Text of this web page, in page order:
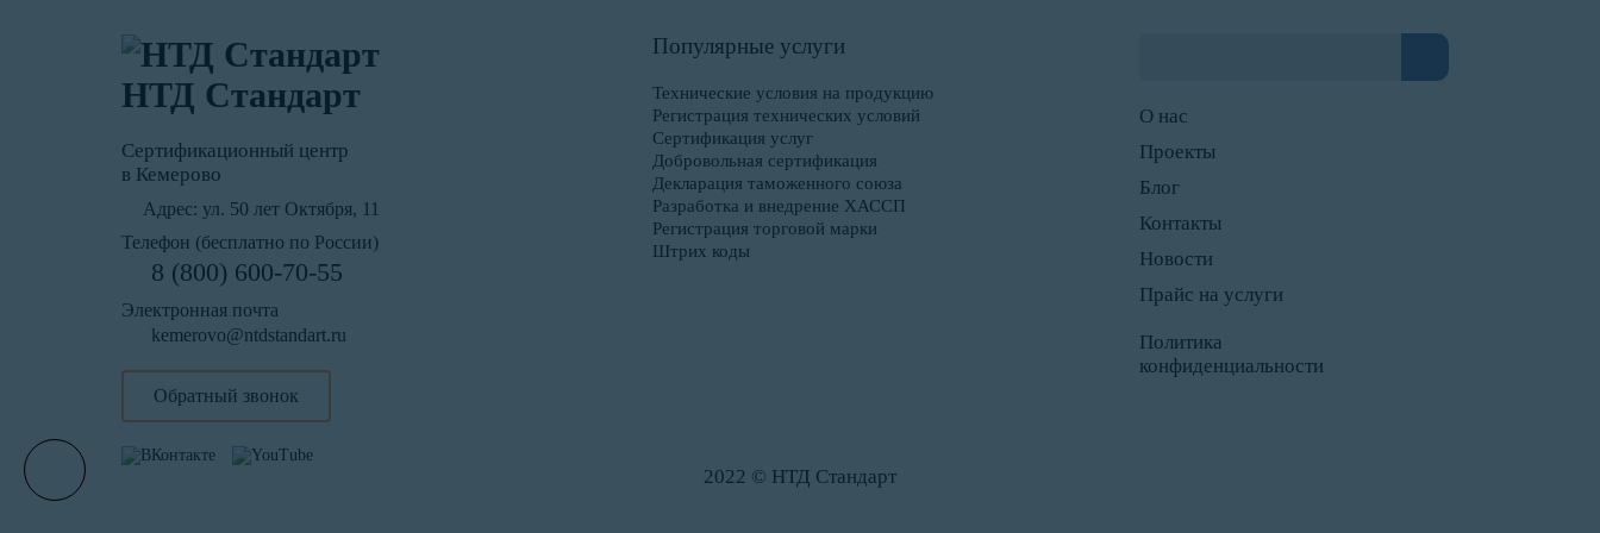
НТД Стандарт
Сертификационный центр
в Кемерово
Адрес: ул. 50 лет Октября, 11
Телефон (бесплатно по России)
8 (800) 600-70-55
Электронная почта
kemerovo@ntdstandart.ru
Обратный звонок
Популярные услуги
Технические условия на продукцию
Регистрация технических условий
Сертификация услуг
Добровольная сертификация
Декларация таможенного союза
Разработка и внедрение ХАССП
Регистрация торговой марки
Штрих коды
О нас
Проекты
Блог
Контакты
Новости
Прайс на услуги
Политика
конфиденциальности
2022 © НТД Стандарт